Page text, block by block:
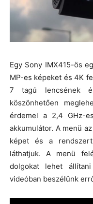
Egy Sony IMX415-ös
MP-es képeket és 4K
7 tagú lencsének
köszönhetően
érdemel a 2,4 GHz-
akkumulátor. A menü
képet és a
láthatjuk. A menü
dolgokat lehet
videóban beszélünk